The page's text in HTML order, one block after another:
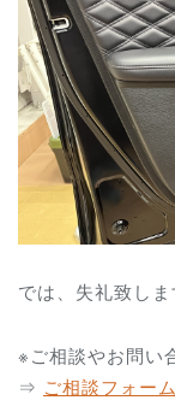
では、失礼致しま
※ご相談やお問い
⇒ ご相談フォーム